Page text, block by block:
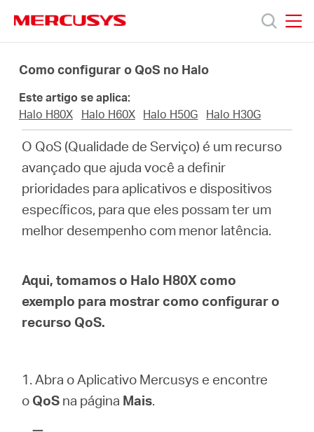
navigation
Produtos
Suporte
Sobre
Brazil
Como configurar o QoS no Halo
Este artigo se aplica:
Halo H80X
Halo H60X Halo H50G Halo H30G
O QoS (Qualidade de Serviço) é um recurso
avançado que ajuda você a definir
prioridades para aplicativos e dispositivos
específicos, para que eles possam ter um
melhor desempenho com menor latência.
Aqui, tomamos o Halo H80X como
exemplo para mostrar como configurar o
recurso QoS.
1. Abra o Aplicativo Mercusys e encontre
o QoS na página Mais.